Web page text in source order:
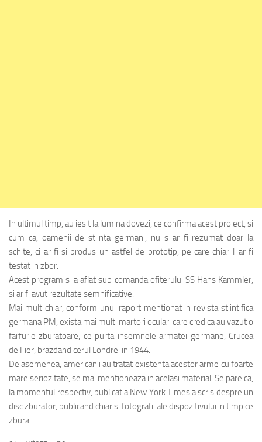
In ultimul timp, au iesit la lumina dovezi, ce confirma acest proiect, si
cum ca, oamenii de stiinta germani, nu s-ar fi rezumat doar la
schite, ci ar fi si produs un astfel de prototip, pe care chiar l-ar fi
testat in zbor.
Acest program s-a aflat sub comanda ofiterului SS Hans Kammler,
si ar fi avut rezultate semnificative.
Mai mult chiar, conform unui raport mentionat in revista stiintifica
germana PM, exista mai multi martori oculari care cred ca au vazut o
farfurie zburatoare, ce purta insemnele armatei germane, Crucea
de Fier, brazdand cerul Londrei in 1944.
De asemenea, americanii au tratat existenta acestor arme cu foarte
mare seriozitate, se mai mentioneaza in acelasi material. Se pare ca,
la momentul respectiv, publicatia New York Times a scris despre un
disc zburator, publicand chiar si fotografii ale dispozitivului in timp ce
zbura